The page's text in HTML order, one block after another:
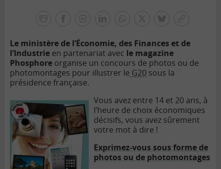
lien
Le ministère de l’Économie, des Finances et de
l’Industrie en partenariat avec le magazine
Phosphore organise un concours de photos ou de
photomontages pour illustrer le G20 sous la
présidence française.
Vous avez entre 14 et 20 ans, à
l’heure de choix économiques
décisifs, vous avez sûrement
votre mot à dire !
Exprimez-vous sous forme de
photos ou de photomontages